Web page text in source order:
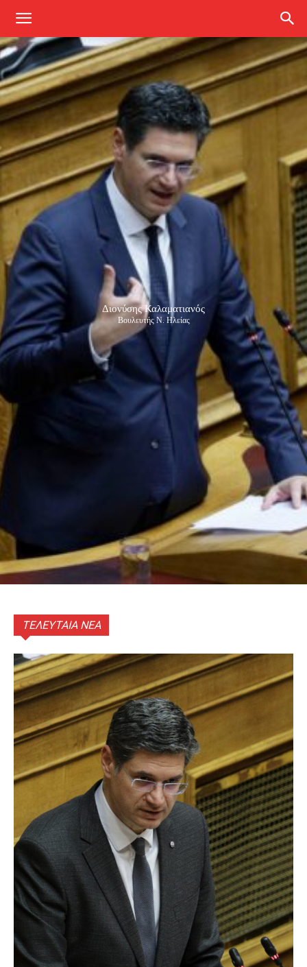
Διονύσης Καλαματιανός
Βουλευτής Ν. Ηλείας
ΤΕΛΕΥΤΑΙΑ ΝΕΑ